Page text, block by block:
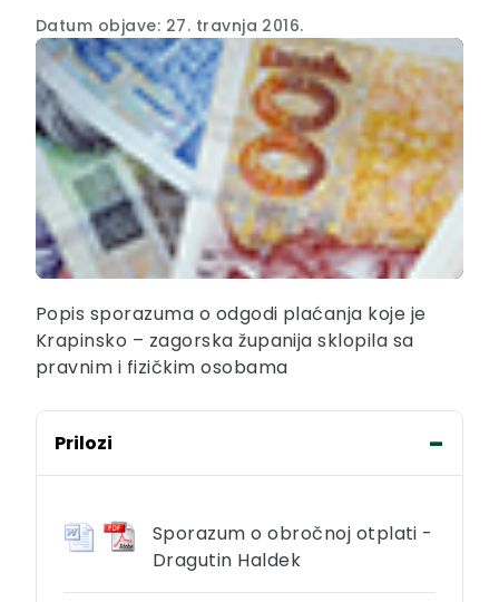
Datum objave: 27. travnja 2016.
Popis sporazuma o odgodi plaćanja koje je
Krapinsko – zagorska županija sklopila sa
pravnim i fizičkim osobama
Prilozi
Sporazum o obročnoj otplati -
Dragutin Haldek